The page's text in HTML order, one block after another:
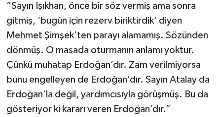
“Sayın Işıkhan, önce bir söz vermiş ama sonra
gitmiş, ‘bugün için rezerv biriktirdik’ diyen
Mehmet Şimşek’ten parayı alamamış. Sözünden
dönmüş. O masada oturmanın anlamı yoktur.
Çünkü muhatap Erdoğan’dır. Zam verilmiyorsa
bunu engelleyen de Erdoğan’dır. Sayın Atalay da
Erdoğan’la değil, yardımcısıyla görüşmüş. Bu da
gösteriyor ki kararı veren Erdoğan’dır.”